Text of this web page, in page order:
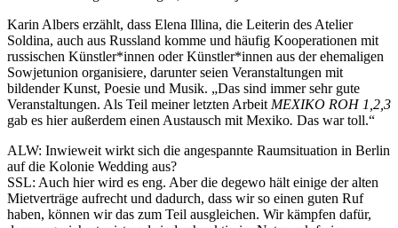
Karin Albers erzählt, dass Elena Illina, die Leiterin des Atelier
Soldina, auch aus Russland komme und häufig Kooperationen mit
russischen Künstler*innen oder Künstler*innen aus der ehemaligen
Sowjetunion organisiere, darunter seien Veranstaltungen mit
bildender Kunst, Poesie und Musik. „Das sind immer sehr gute
Veranstaltungen. Als Teil meiner letzten Arbeit MEXIKO ROH 1,2,3
gab es hier außerdem einen Austausch mit Mexiko. Das war toll.“
ALW: Inwieweit wirkt sich die angespannte Raumsituation in Berlin
auf die Kolonie Wedding aus?
SSL: Auch hier wird es eng. Aber die degewo hält einige der alten
Mietverträge aufrecht und dadurch, dass wir so einen guten Ruf
haben, können wir das zum Teil ausgleichen. Wir kämpfen dafür,